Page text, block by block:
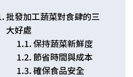
批發加工蔬菜對食肆的三
大好處
保持蔬菜新鮮度
節省時間與成本
確保食品安全